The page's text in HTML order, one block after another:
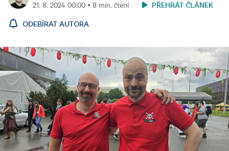
21. 8. 2024 00:00 ▪ 8 min. čtení
PŘEHRÁT ČLÁNEK
ODEBÍRAT AUTORA